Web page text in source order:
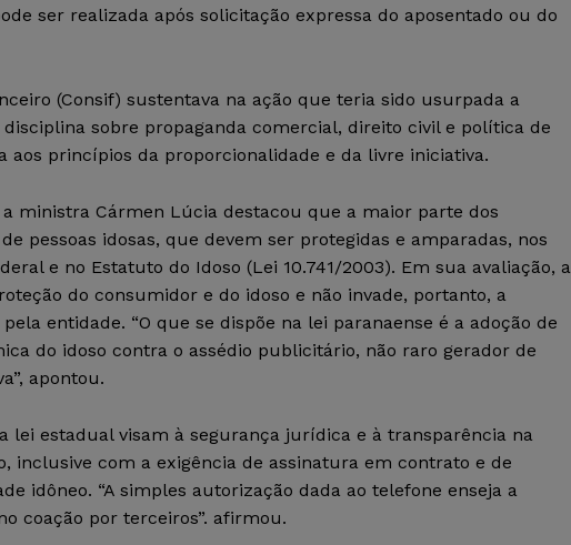
ser realizada após solicitação expressa do aposentado ou do
(Consif) sustentava na ação que teria sido usurpada a
sobre propaganda comercial, direito civil e política de
princípios da proporcionalidade e da livre iniciativa.
ministra Cármen Lúcia destacou que a maior parte dos
pessoas idosas, que devem ser protegidas e amparadas, nos
e no Estatuto do Idoso (Lei 10.741/2003). Em sua avaliação, a
do consumidor e do idoso e não invade, portanto, a
entidade. “O que se dispõe na lei paranaense é a adoção de
do idoso contra o assédio publicitário, não raro gerador de
apontou.
lei estadual visam à segurança jurídica e à transparência na
inclusive com a exigência de assinatura em contrato e de
idôneo. “A simples autorização dada ao telefone enseja a
coação por terceiros”. afirmou.